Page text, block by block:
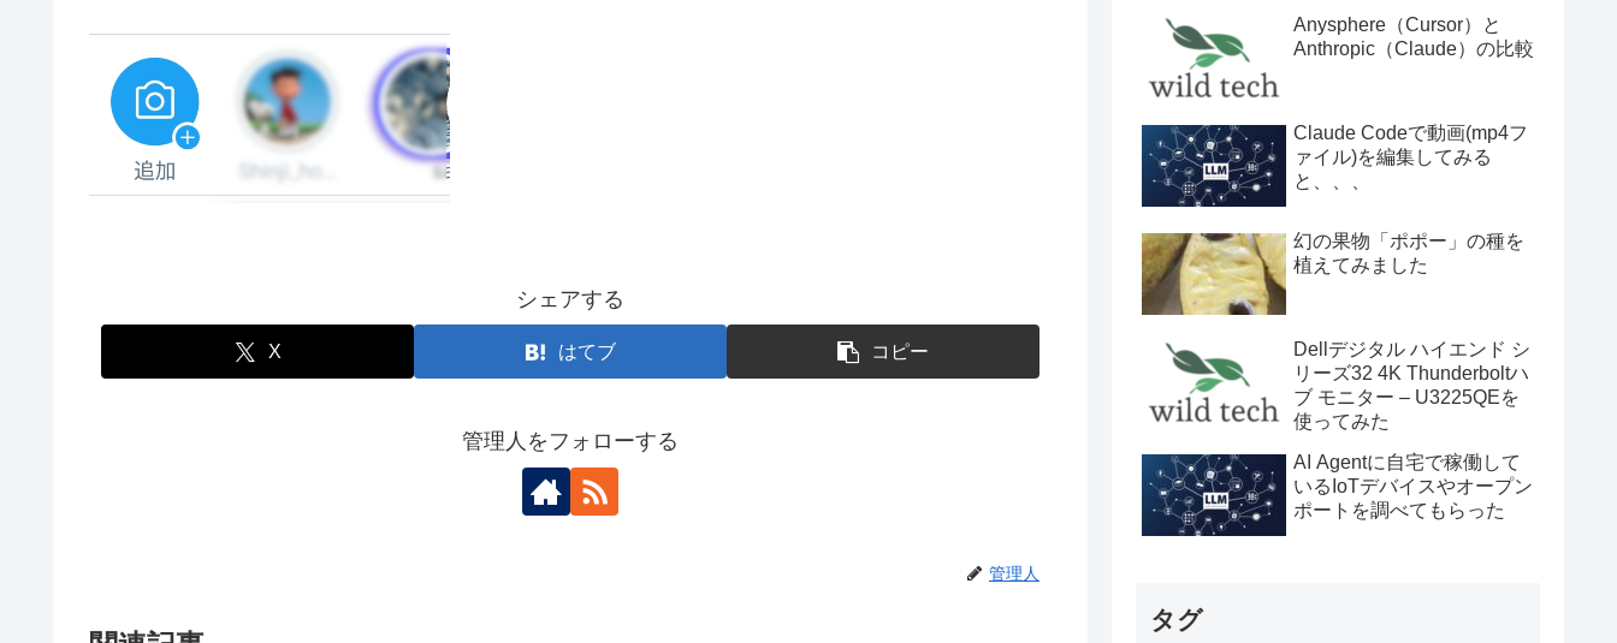
シェアする
X はてブ コピー
管理人をフォローする
管理人
Anysphere（Cursor）と
Anthropic（Claude）の比較
Claude Codeで動画(mp4フ
ァイル)を編集してみる
と、、、
幻の果物「ポポー」の種を
植えてみました
Dellデジタル ハイエンド シ
リーズ32 4K Thunderboltハ
ブ モニター – U3225QEを
使ってみた
AI Agentに自宅で稼働して
いるIoTデバイスやオープン
ポートを調べてもらった
タグ